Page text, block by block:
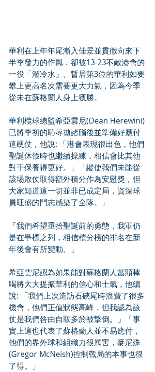
華利在上年年尾漸入佳景並貫徹向來下
半季發力的作風，卻被13-23不敵港會的
一役「潑冷水」。暫居第3位的華利如要
攀上更高名次需要更大力氣，因為今季
從未在蘇格蘭人身上獲勝。
華利欖球總監希亞雲尼(Dean Herewini)
已將季初的恥辱拋諸腦後並準備好應付
這硬仗，他說: 「港會表現很出色，他們
聖誕休假時也繼續操練，相信會比其他
對手保養得更好。」「縱使我們未能從
該場敗仗取得額外積分作為安慰獎，但
大家知道這一切並非已成定局，資深球
員旺盛的鬥志感染了全隊。」
「我們希望重拾聖誕前的勇態，我軍仍
是在爭標之列，相信積分榜的排名在新
年後會有所變動。」
希亞雲尼認為如果能對蘇格蘭人當頭棒
喝將大大提振華利的信心和士氣，他續
說: 「我們上次造訪石硤尾時浪費了很多
機會，他們正值狀態高峰，但我認為該
仗是我們咎由自取多於被撃倒。」「事
實上這也代表了蘇格蘭人並不易應付，
他們的界外球和組織力很厲害，麥尼殊
(Gregor McNeish)控制戰局的本事也很
了得。」